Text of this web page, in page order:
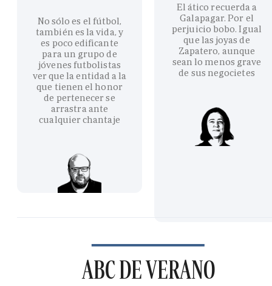
No sólo es el fútbol,
también es la vida, y
es poco edificante
para un grupo de
jóvenes futbolistas
ver que la entidad a la
que tienen el honor
de pertenecer se
arrastra ante
cualquier chantaje
El ático recuerda a
Galapagar. Por el
perjuicio bobo. Igual
que las joyas de
Zapatero, aunque
sean lo menos grave
de sus negocietes
ABC DE VERANO